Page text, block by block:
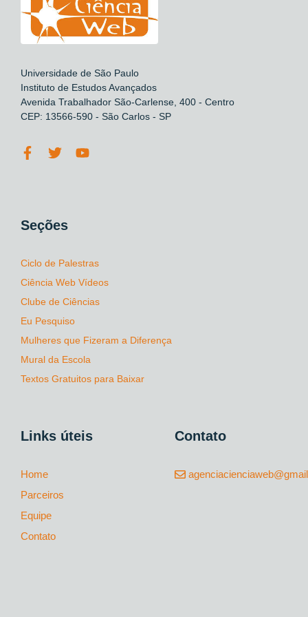
Universidade de São Paulo
Instituto de Estudos Avançados
Avenida Trabalhador São-Carlense, 400 - Centro
CEP: 13566-590 - São Carlos - SP
Seções
Ciclo de Palestras
Ciência Web Vídeos
Clube de Ciências
Eu Pesquiso
Mulheres que Fizeram a Diferença
Mural da Escola
Textos Gratuitos para Baixar
Links úteis
Home
Parceiros
Equipe
Contato
Contato